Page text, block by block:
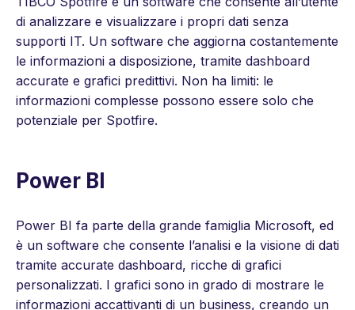
di analizzare e visualizzare i propri dati senza
supporti IT. Un software che aggiorna costantemente
le informazioni a disposizione, tramite dashboard
accurate e grafici predittivi. Non ha limiti: le
informazioni complesse possono essere solo che
potenziale per Spotfire.
Power BI
Power BI fa parte della grande famiglia Microsoft, ed
è un software che consente l’analisi e la visione di dati
tramite accurate dashboard, ricche di grafici
personalizzati. I grafici sono in grado di mostrare le
informazioni accattivanti di un business, creando un